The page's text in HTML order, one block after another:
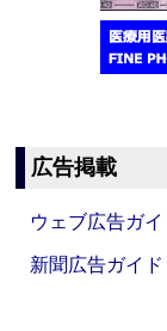
広告掲載
ウェブ広告ガイ
新聞広告ガイド